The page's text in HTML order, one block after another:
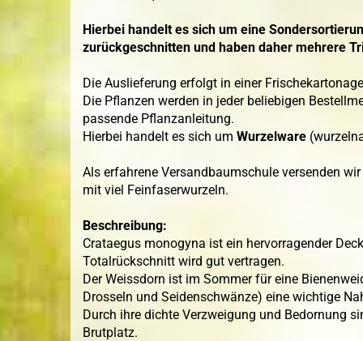
Hierbei handelt es sich um eine
zurückgeschnitten und haben daher mehrere
Die Auslieferung erfolgt in einer
Die Pflanzen werden in jeder beliebigen
passende Pflanzanleitung.
Hierbei handelt es sich um Wurzelware
Als erfahrene Versandbaumschule versenden
mit viel Feinfaserwurzeln.
Beschreibung:
Crataegus monogyna ist ein hervorragender
Totalrückschnitt wird gut vertragen.
Der Weissdorn ist im Sommer für eine
Drosseln und Seidenschwänze) eine wichtige
Durch ihre dichte Verzweigung und Bedornung
Brutplatz.